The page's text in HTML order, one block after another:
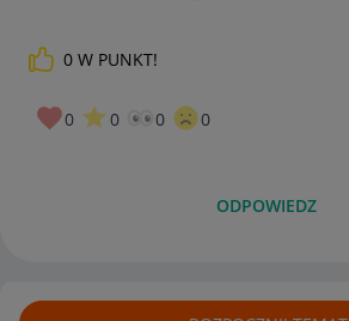
0 W PUNKT!
0 0 0 0
ODPOWIEDZ